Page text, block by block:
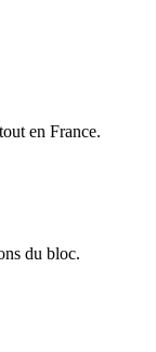
en France.
du bloc.